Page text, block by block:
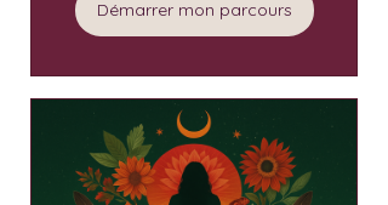
Démarrer mon parcours